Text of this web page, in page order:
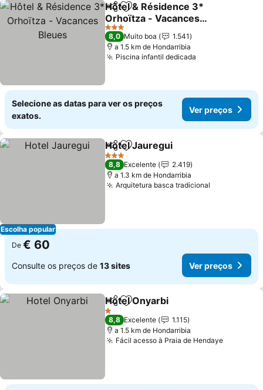
PartilharAdicionar aos favoritos
Hôtel & Résidence 3*
Orhoïtza - Vacances
Bleues
3 Estrelas
8,0 Muito boa
1.541
a 1.5 km de Hondarribia
Piscina infantil dedicada
Selecione as datas para ver os preços
exatos.
Ver preços
Escolha popular
PartilharAdicionar aos favoritos
Hotel Jauregui
3 Estrelas
8,8 Excelente
2.419
a 1.3 km de Hondarribia
Arquitetura basca tradicional
De € 60
Consulte os preços de 13 sites Ver preços
PartilharAdicionar aos favoritos
Hotel Onyarbi
1 Estrelas
8,8 Excelente
1.115
a 1.5 km de Hondarribia
Fácil acesso à Praia de Hendaye